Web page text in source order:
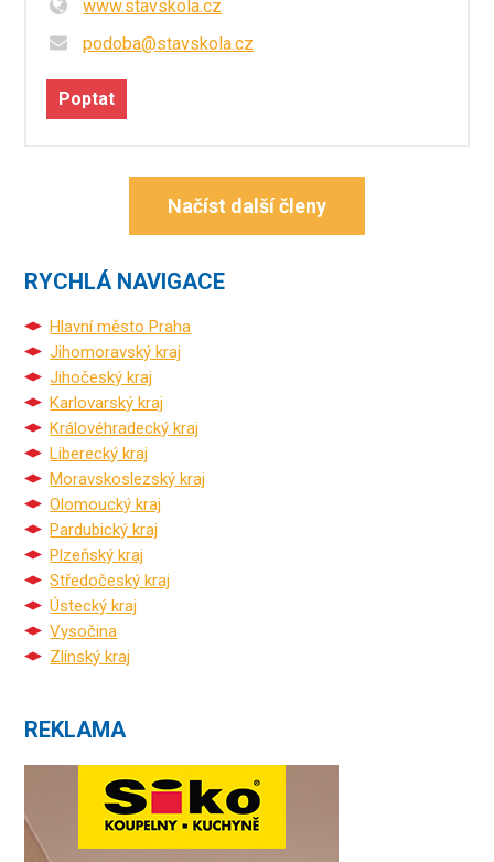
Načíst další členy
www.stavskola.cz
podoba@stavskola.cz
Poptat
RYCHLÁ NAVIGACE
Hlavní město Praha
Jihomoravský kraj
Jihočeský kraj
Karlovarský kraj
Královéhradecký kraj
Liberecký kraj
Moravskoslezský kraj
Olomoucký kraj
Pardubický kraj
Plzeňský kraj
Středočeský kraj
Ústecký kraj
Vysočina
Zlínský kraj
REKLAMA